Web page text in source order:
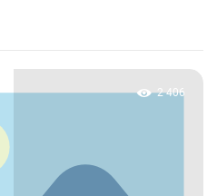
2 406